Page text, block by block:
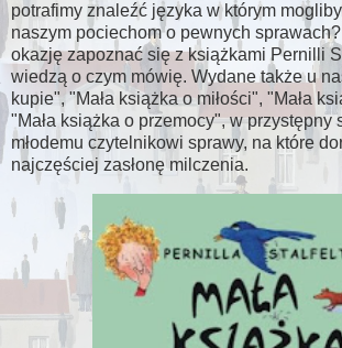
potrafimy znaleźć języka w którym
naszym pociechom o pewnych
okazję zapoznać się z książkami Pernilli
wiedzą o czym mówię. Wydane także u
kupie", "Mała książka o miłości", "Mała
"Mała książka o przemocy", w przystępny
młodemu czytelnikowi sprawy, na które
najczęściej zasłonę milczenia.